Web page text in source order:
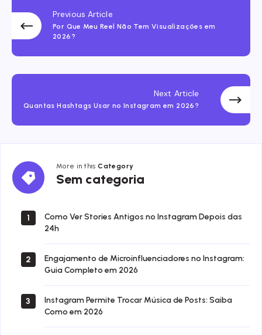
Previous Article
Por Que Meu Reel Não Tem Visualizações em
2026?
Next Article
Quantas Hashtags Usar no Instagram em 2026?
More in thisCategory
Sem categoria
Sem
categoria
1
Como Ver Stories Antigos no Instagram Depois das
24h
2
Engajamento de Microinfluenciadores no Instagram:
Guia Completo em 2026
3
Instagram Permite Trocar Música de Posts: Saiba
Como em 2026